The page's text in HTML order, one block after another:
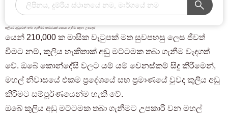
කුලියට අඩුවෙන් තබා ගැනීමට කාමරයක් සොයා ගැනීම සඳහා උපදෙස්
යෙන් 210,000 ක මාසික වැටුපක් මත සුවපහසු ලෙස ජීවත්
වීමට නම්, කුලිය හැකිතාක් අඩු මට්ටමක තබා ගැනීම වැදගත්
වේ. ඔබේ කොන්දේසි වලට යම් යම් වෙනස්කම් සිදු කිරීමෙන්,
මහල් නිවාසයේ එකම ප්‍රදේශයේ සහ ප්‍රමාණයේ වුවද කුලිය අඩු
කිරීමට සම්පූර්ණයෙන්ම හැකි වේ.
ඔබේ කුලිය අඩු මට්ටමක තබා ගැනීමට උපකාරී වන මහල්